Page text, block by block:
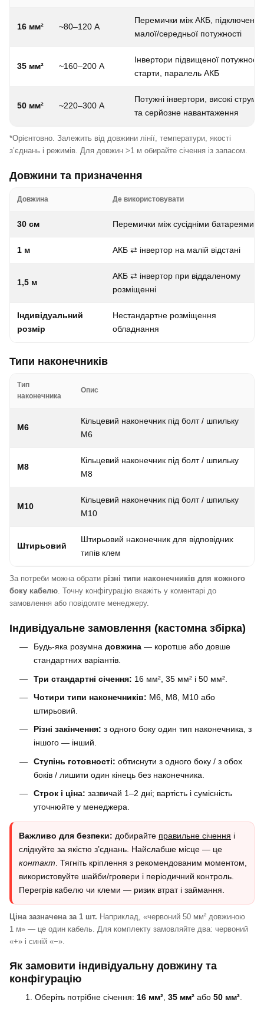
16 мм² ~80–120 А
Перемички між АКБ, підключення
малої/середньої потужності
35 мм² ~160–200 А
Інвертори підвищеної потужності,
старти, паралель АКБ
50 мм² ~220–300 А
Потужні інвертори, високі струми,
та серйозне навантаження
*Орієнтовно. Залежить від довжини лінії, температури, якості
з’єднань і режимів. Для довжин >1 м обирайте січення із запасом.
Довжини та призначення
Довжина Де використовувати
30 см Перемички між сусідніми батареями
1 м АКБ ⇄ інвертор на малій відстані
1,5 м
АКБ ⇄ інвертор при віддаленому
розміщенні
Індивідуальний
розмір
Нестандартне розміщення
обладнання
Типи наконечників
Тип
наконечника
Опис
M6
Кільцевий наконечник під болт / шпильку
M6
M8
Кільцевий наконечник під болт / шпильку
M8
M10
Кільцевий наконечник під болт / шпильку
M10
Штирьовий
Штирьовий наконечник для відповідних
типів клем
За потреби можна обрати різні типи наконечників для кожного
боку кабелю. Точну конфігурацію вкажіть у коментарі до
замовлення або повідомте менеджеру.
Індивідуальне замовлення (кастомна збірка)
Будь-яка розумна довжина— коротше або довше
стандартних варіантів.
Три стандартні січення: 16 мм², 35 мм² і 50 мм².
Чотири типи наконечників: M6, M8, M10 або
штирьовий.
Різні закінчення: з одного боку один тип наконечника, з
іншого — інший.
Ступінь готовності: обтиснути з одного боку / з обох
боків / лишити один кінець без наконечника.
Строк і ціна: зазвичай 1–2 дні; вартість і сумісність
уточнюйте у менеджера.
Важливо для безпеки: добирайте правильне січення і
слідкуйте за якістю з’єднань. Найслабше місце — це
контакт . Тягніть кріплення з рекомендованим моментом,
використовуйте шайби/гровери і періодичний контроль.
Перегрів кабелю чи клеми — ризик втрат і займання.
Ціна зазначена за 1 шт. Наприклад, «червоний 50 мм² довжиною
1 м» — це один кабель. Для комплекту замовляйте два: червоний
«+» і синій «−».
Як замовити індивідуальну довжину та
конфігурацію
Оберіть потрібне січення: 16 мм², 35 мм²або 50 мм².